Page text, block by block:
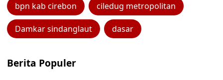
bpn kab cirebon ciledug metropolitan
Damkar sindanglaut dasar
Berita Populer